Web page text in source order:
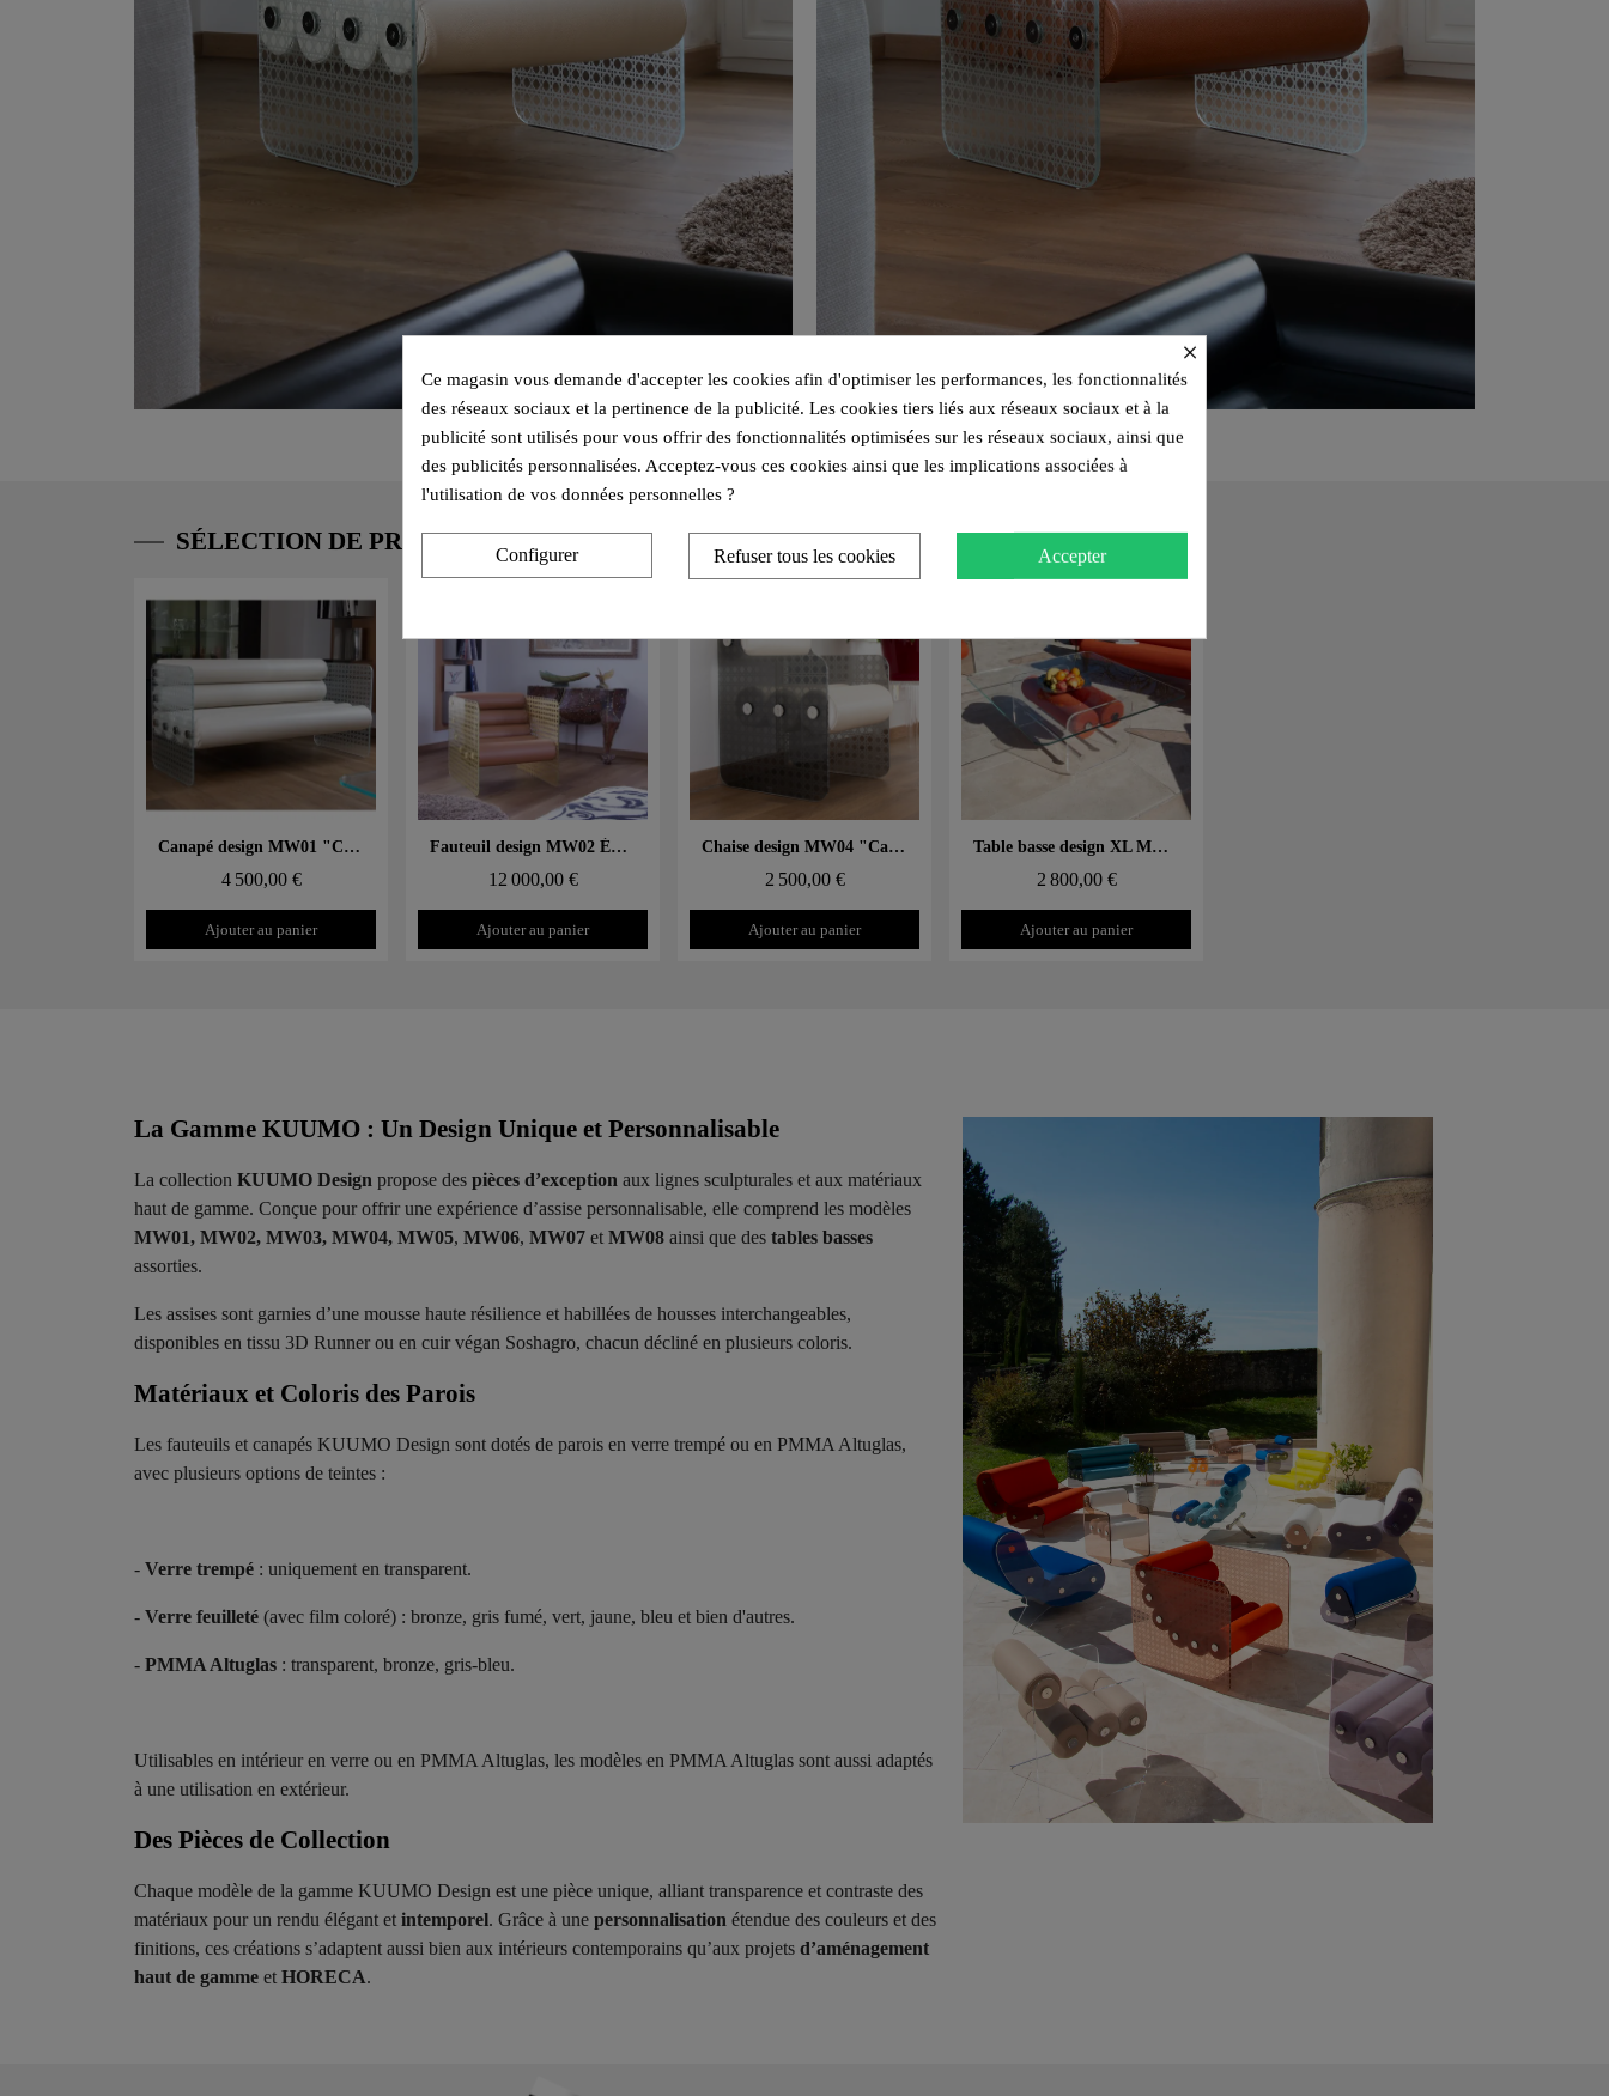
SÉLECTION DE PRODUITS MW
Aperçu rapide Canapé design MW01 "Cannage" – Parois en verre, assise en mousse
4 500,00 €
Ajouter au panier
Aperçu rapide Fauteuil design MW02 Édition limitée "Cannage OR" – Parois en verre, assise en mousse
12 000,00 €
Ajouter au panier
Aperçu rapide Chaise design MW04 "Cannage" – Parois en verre, assise en mousse
2 500,00 €
Ajouter au panier
Aperçu rapide Table basse design XL MW – Plateau en Verre, cylindre mousse alvéolaire
2 800,00 €
Ajouter au panier
La Gamme KUUMO : Un Design Unique et Personnalisable
La collection KUUMO Design propose des pièces d’exception aux lignes sculpturales et aux matériaux
haut de gamme. Conçue pour offrir une expérience d’assise personnalisable, elle comprend les modèles
MW01, MW02, MW03, MW04, MW05, MW06, MW07 et MW08 ainsi que des tables basses
assorties.
Les assises sont garnies d’une mousse haute résilience et habillées de housses interchangeables,
disponibles en tissu 3D Runner ou en cuir végan Soshagro, chacun décliné en plusieurs coloris.
Matériaux et Coloris des Parois ​
Les fauteuils et canapés KUUMO Design sont dotés de parois en verre trempé ou en PMMA Altuglas,
avec plusieurs options de teintes :
- Verre trempé : uniquement en transparent.
- Verre feuilleté (avec film coloré) : bronze, gris fumé, vert, jaune, bleu et bien d'autres.
- PMMA Altuglas : transparent, bronze, gris-bleu.
Utilisables en intérieur en verre ou en PMMA Altuglas, les modèles en PMMA Altuglas sont aussi adaptés
à une utilisation en extérieur.
Des Pièces de Collection ​
Chaque modèle de la gamme KUUMO Design est une pièce unique, alliant transparence et contraste des
matériaux pour un rendu élégant et intemporel. Grâce à une personnalisation étendue des couleurs et des
finitions, ces créations s’adaptent aussi bien aux intérieurs contemporains qu’aux projets d’aménagement
haut de gamme et HORECA.
×
Ce magasin vous demande d'accepter les cookies afin d'optimiser les performances, les fonctionnalités
des réseaux sociaux et la pertinence de la publicité. Les cookies tiers liés aux réseaux sociaux et à la
publicité sont utilisés pour vous offrir des fonctionnalités optimisées sur les réseaux sociaux, ainsi que
des publicités personnalisées. Acceptez-vous ces cookies ainsi que les implications associées à
l'utilisation de vos données personnelles ?
Accepter
Refuser tous les cookies
Configurer